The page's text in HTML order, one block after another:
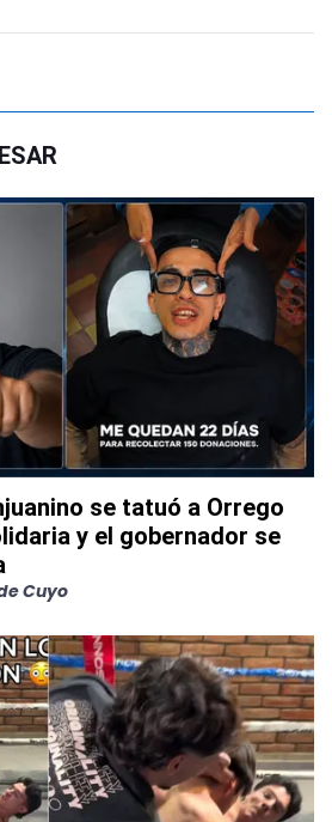
se tatuó a Orrego
y el gobernador se
Cuyo